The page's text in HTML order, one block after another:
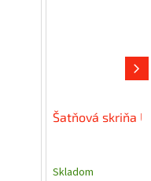
Šatňová skriňa
Skladom